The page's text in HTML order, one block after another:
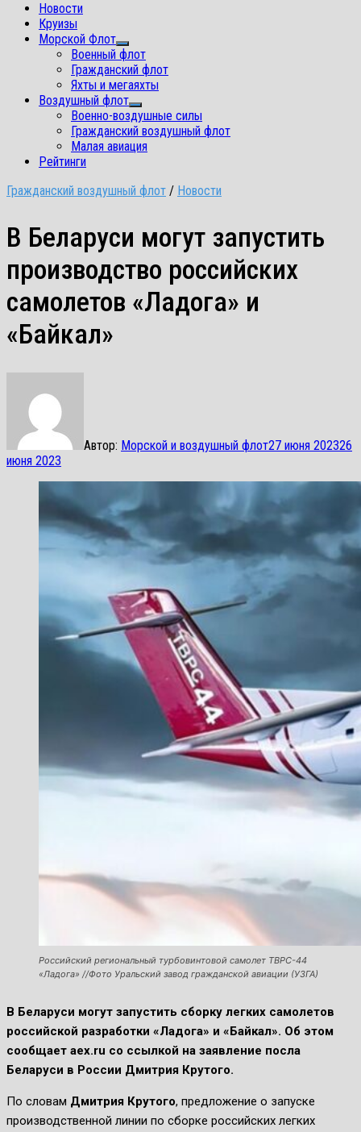
Новости
Круизы
Морской Флот
Показать
подменю
Военный флот
Гражданский флот
Яхты и мегаяхты
Воздушный флот
Показать
подменю
Военно-воздушные силы
Гражданский воздушный флот
Малая авиация
Рейтинги
Гражданский воздушный флот / Новости
В Беларуси могут запустить
производство российских
самолетов «Ладога» и
«Байкал»
Автор: Морской и воздушный флот27 июня 202326
июня 2023
Российский региональный турбовинтовой самолет ТВРС-44
«Ладога» //Фото Уральский завод гражданской авиации (УЗГА)
В Беларуси могут запустить сборку легких самолетов
российской разработки «Ладога» и «Байкал». Об этом
сообщает aex.ru со ссылкой на заявление посла
Беларуси в России Дмитрия Крутого.
По словам Дмитрия Крутого, предложение о запуске
производственной линии по сборке российских легких